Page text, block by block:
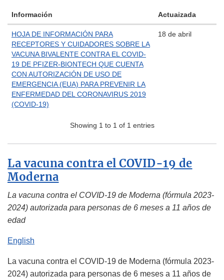
Información Actuaizada
HOJA DE INFORMACIÓN PARA
RECEPTORES Y CUIDADORES SOBRE LA
VACUNA BIVALENTE CONTRA EL COVID-
19 DE PFIZER-BIONTECH QUE CUENTA
CON AUTORIZACIÓN DE USO DE
EMERGENCIA (EUA) PARA PREVENIR LA
ENFERMEDAD DEL CORONAVIRUS 2019
(COVID-19)
18 de abril
Showing 1 to 1 of 1 entries
La vacuna contra el COVID-19 de
Moderna
La vacuna contra el COVID-19 de Moderna (fórmula 2023-
2024) autorizada para personas de 6 meses a 11 años de
edad
English
La vacuna contra el COVID-19 de Moderna (fórmula 2023-
2024) autorizada para personas de 6 meses a 11 años de